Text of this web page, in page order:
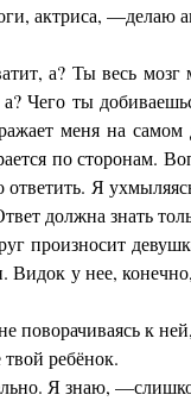
актриса, —делаю
а? Ты весь мозг
а? Чего ты
меня на
по сторонам.
ответить. Я
должна знать
произносит
Видок у нее,
поворачиваясь к
ребёнок.
Я знаю, —слишком